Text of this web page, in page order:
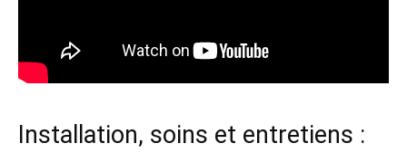
Installation, soins et entretiens :